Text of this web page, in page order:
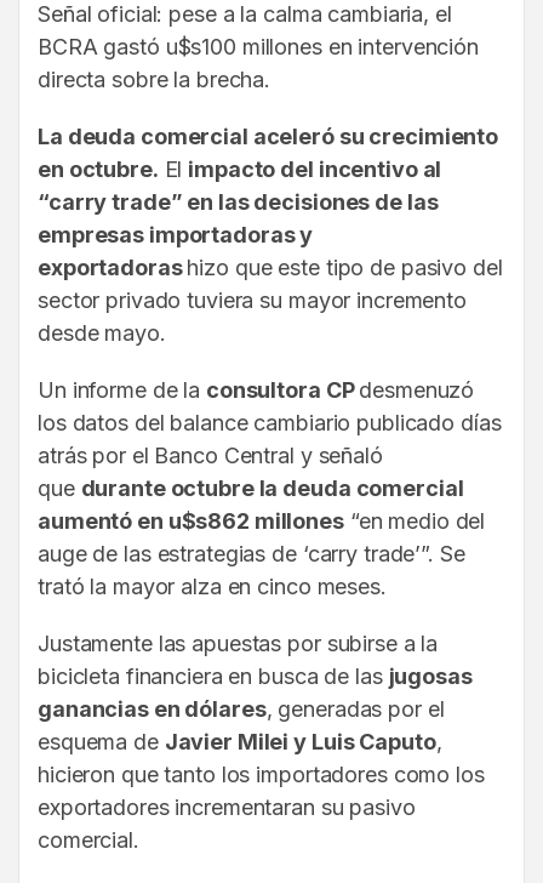
Señal oficial: pese a la calma cambiaria, el
BCRA gastó u$s100 millones en intervención
directa sobre la brecha.
La deuda comercial aceleró su crecimiento
en octubre. El impacto del incentivo al
“carry trade” en las decisiones de las
empresas importadoras y
exportadorashizo que este tipo de pasivo del
sector privado tuviera su mayor incremento
desde mayo.
Un informe de la consultora CPdesmenuzó
los datos del balance cambiario publicado días
atrás por el Banco Central y señaló
que durante octubre la deuda comercial
aumentó en u$s862 millones“en medio del
auge de las estrategias de ‘carry trade’”. Se
trató la mayor alza en cinco meses.
Justamente las apuestas por subirse a la
bicicleta financiera en busca de las jugosas
ganancias en dólares, generadas por el
esquema de Javier Milei y Luis Caputo,
hicieron que tanto los importadores como los
exportadores incrementaran su pasivo
comercial.